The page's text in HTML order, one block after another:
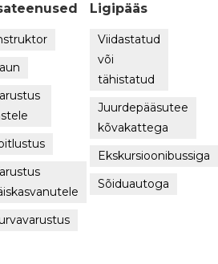
Ligipääs
Viidastatud
või
tähistatud
Juurdepääsutee
kõvakattega
Ekskursioonibussiga
Sõiduautoga